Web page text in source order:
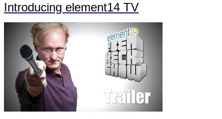
Introducing element14 TV